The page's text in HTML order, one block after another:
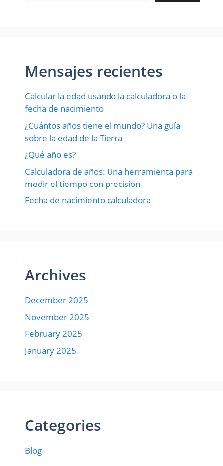
Mensajes recientes
Calcular la edad usando la calculadora o la
fecha de nacimiento
¿Cuántos años tiene el mundo? Una guía
sobre la edad de la Tierra
¿Qué año es?
Calculadora de años: Una herramienta para
medir el tiempo con precisión
Fecha de nacimiento calculadora
Archives
December 2025
November 2025
February 2025
January 2025
Categories
Blog